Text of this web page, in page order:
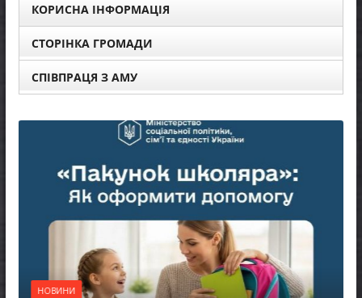
КОРИСНА ІНФОРМАЦІЯ
СТОРІНКА ГРОМАДИ
СПІВПРАЦЯ З АМУ
НОВИНИ